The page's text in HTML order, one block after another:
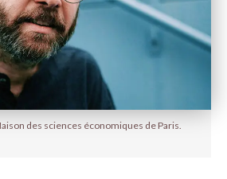
des sciences économiques de Paris.